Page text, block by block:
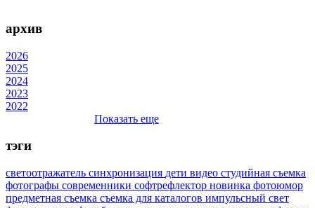
архив
2026
2025
2024
2023
2022
Показать еще
тэги
светоотражатель синхронизация дети видео студийная съемка
фотографы современники софтрефлектор новинка фотоюмор
предметная съемка съемка для каталогов импульсный свет